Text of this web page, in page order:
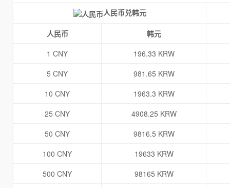
人民币兑韩元
人民币
韩元
1 CNY
196.33 KRW
5 CNY
981.65 KRW
10 CNY
1963.3 KRW
25 CNY
4908.25 KRW
50 CNY
9816.5 KRW
100 CNY
19633 KRW
500 CNY
98165 KRW